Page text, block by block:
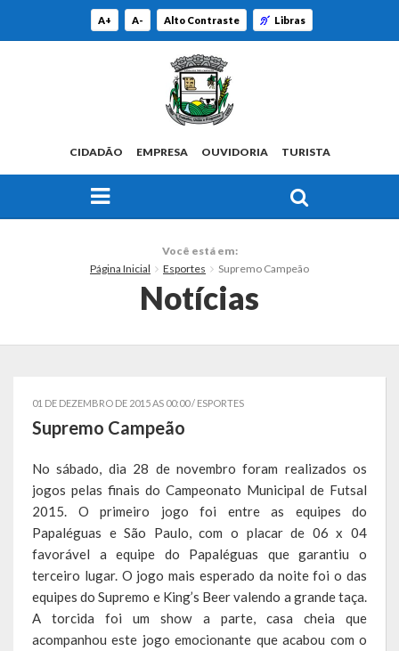
A+ A- Alto Contraste Libras
CIDADÃO EMPRESA OUVIDORIA TURISTA
Símbolos
Governo
Administração
Ex-Administradores
Conselhos Municipais
Você está em:
Página Inicial
Esportes Supremo Campeão
Notícias
01 DE DEZEMBRO DE 2015 AS 00:00 / ESPORTES
Supremo Campeão
No sábado, dia 28 de novembro foram realizados os
jogos pelas finais do Campeonato Municipal de Futsal
2015. O primeiro jogo foi entre as equipes do
Papaléguas e São Paulo, com o placar de 06 x 04
favorável a equipe do Papaléguas que garantiu o
terceiro lugar. O jogo mais esperado da noite foi o das
equipes do Supremo e King’s Beer valendo a grande taça.
A torcida foi um show a parte, casa cheia que
acompanhou este jogo emocionante que acabou com o